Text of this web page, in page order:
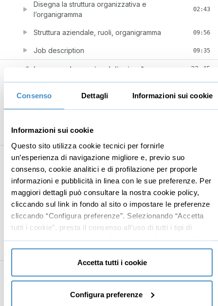
Consenso Dettagli Informazioni sui cookie
Informazioni sui cookie
Questo sito utilizza cookie tecnici per fornirle
un’esperienza di navigazione migliore e, previo suo
consenso, cookie analitici e di profilazione per proporle
informazioni e pubblicità in linea con le sue preferenze. Per
maggiori dettagli può consultare la nostra cookie policy,
cliccando sul link in fondo al sito o impostare le preferenze
cliccando “Configura preferenze”. Selezionando “Accetta
tutti i cookie”, presta il consenso all’uso di tutti i tipi di
cookie mentre può revocare il consenso cliccando su “Usa
solo cookie necessari” e saranno attivati i soli cookie
tecnici necessari al corretto funzionamento del sito.
Accetta tutti i cookie
Configura preferenze
Disegna la struttura organizzativa e
l’organigramma
02:43
Struttura aziendale, ruoli, organigramma 09:56
Job description 09:35
6 Le procedure aziendali e i software
gestionali
22:45
Le procedure aziendali 03:56
7 Conclusioni
Consigli pratici 06:56
Piano d'azione 08:09
BONUS: gestire i progetti e il cambiamento
BONUS: il Corso in 5 minuti
Digital marketing